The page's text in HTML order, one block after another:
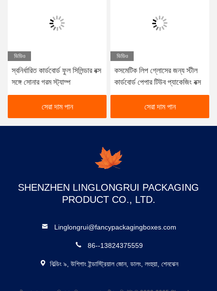
ভিডিও
স্বনির্ধারিত কার্ডবোর্ড ফুল সিলিন্ডার বক্স
সঙ্গে সোনার গরম স্ট্যাম্প
সেরা দাম পান
ভিডিও
কসমেটিক লিপ গ্লোসের জন্য স্টীল
কার্ডবোর্ড পেপার টিউব প্যাকেজিং বক্স
সেরা দাম পান
SHENZHEN LINGLONGRUI PACKAGING
PRODUCT CO., LTD.
Linglongrui@fancypackagingboxes.com
86--13824375559
বিল্ডিং ৯, উশিগাং ইন্ডাস্ট্রিয়াল জোন, ডালং, লংহুয়া, শেনঝেন